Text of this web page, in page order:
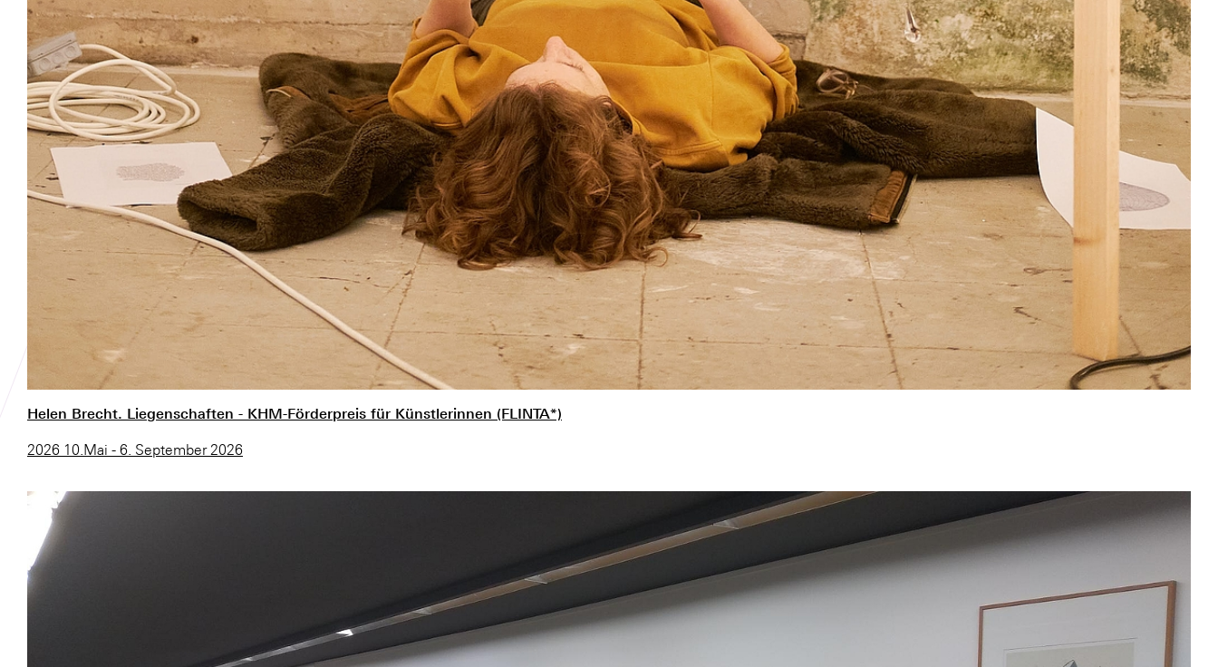
Helen Brecht. Liegenschaften - KHM-Förderpreis für Künstlerinnen (FLINTA*)
2026 10.Mai - 6. September 2026